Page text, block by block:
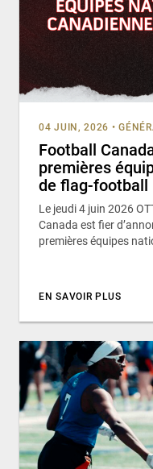
04 JUIN, 2026 •
Football
premières
de flag-football
Le jeudi 4 juin 2026
Canada est fier
premières équipes
EN SAVOIR PLUS